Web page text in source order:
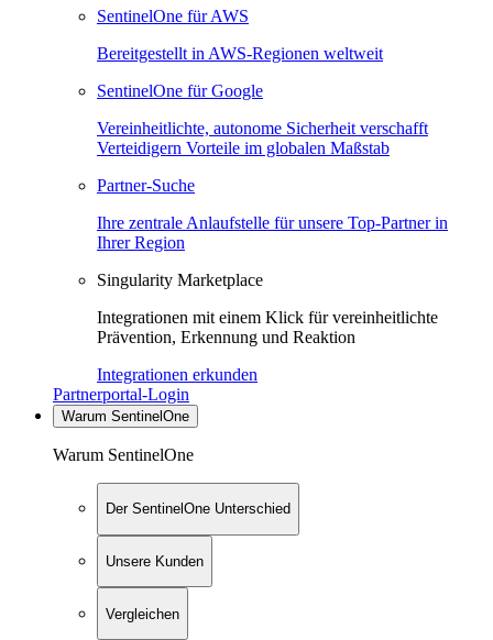
SentinelOne für AWS
Bereitgestellt in AWS-Regionen weltweit
SentinelOne für Google
Vereinheitlichte, autonome Sicherheit verschafft
Verteidigern Vorteile im globalen Maßstab
Partner-Suche
Ihre zentrale Anlaufstelle für unsere Top-Partner in
Ihrer Region
Singularity Marketplace
Integrationen mit einem Klick für vereinheitlichte
Prävention, Erkennung und Reaktion
Integrationen erkunden
Partnerportal-Login
Warum SentinelOne
Warum SentinelOne
Der SentinelOne Unterschied
Unsere Kunden
Vergleichen